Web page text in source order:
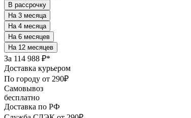
В рассрочку
За 114 988 ₽*
Доставка курьером
По городу от 290₽
Самовывоз
бесплатно
Доставка по РФ